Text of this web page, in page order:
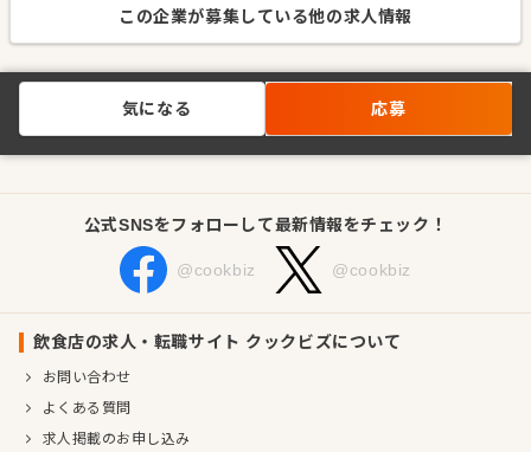
この企業が募集している他の求人情報
気になる 応募
公式SNSをフォローして最新情報をチェック！
@cookbiz @cookbiz
飲食店の求人・転職サイト クックビズについて
お問い合わせ
よくある質問
求人掲載のお申し込み